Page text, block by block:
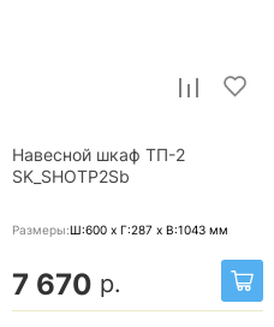
Навесной шкаф ТП-2
SK_SHOTP2Sb
Размеры:Ш:600 x Г:287 x В:1043 мм
7 670 р.